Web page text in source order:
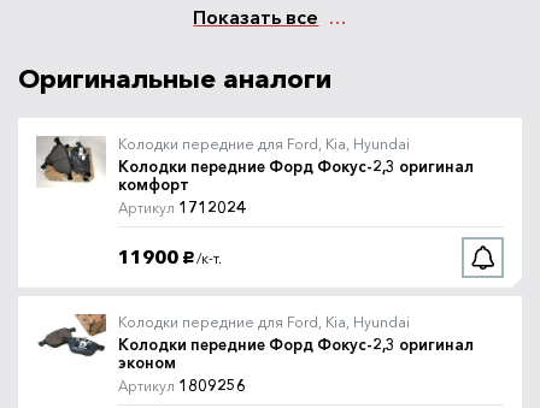
Brembo
Колодки передние Форд
Фокус-2,3 ATE
13.0460-7193.2
Колодки передние Форд
Фокус-2,3 ATE Ceramic
ATE
Артикул
Показать все
Оригинальные аналоги
Колодки передние для Ford, Kia, Hyundai
Колодки передние Форд Фокус-2,3 оригинал
комфорт
Артикул 1712024
11900 руб. /к-т.
Колодки передние для Ford, Kia, Hyundai
Колодки передние Форд Фокус-2,3 оригинал
эконом
Артикул 1809256